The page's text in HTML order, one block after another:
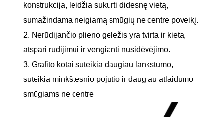
konstrukcija, leidžia sukurti didesnę vietą,
sumažindama neigiamą smūgių ne centre poveikį.
2. Nerūdijančio plieno geležis yra tvirta ir kieta,
atspari rūdijimui ir vengianti nusidėvėjimo.
3. Grafito kotai suteikia daugiau lankstumo,
suteikia minkštesnio pojūtio ir daugiau atlaidumo
smūgiams ne centre